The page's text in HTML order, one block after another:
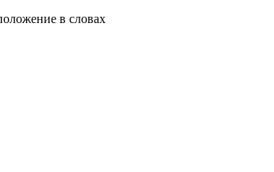
в словах